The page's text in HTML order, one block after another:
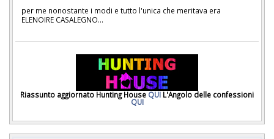
per me nonostante i modi e tutto l'unica che meritava era
ELENOIRE CASALEGNO...
Riassunto aggiornato Hunting House QUI L'Angolo delle confessioni
QUI